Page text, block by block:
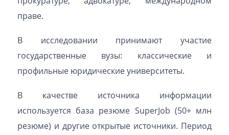
праве.
В исследовании принимают участие
государственные вузы: классические и
профильные юридические университеты.
В качестве источника информации
используется база резюме SuperJob (50+ млн
резюме) и другие открытые источники. Период